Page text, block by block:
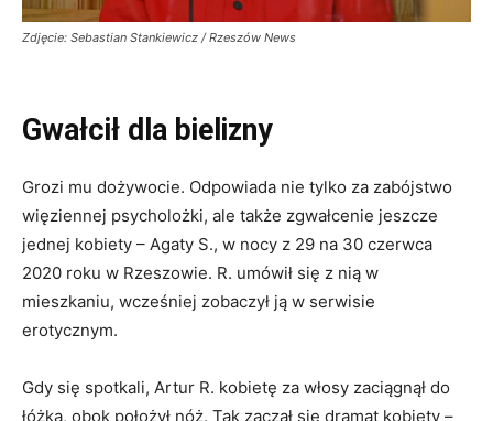
Zdjęcie: Sebastian Stankiewicz / Rzeszów News
Gwałcił dla bielizny
Grozi mu dożywocie. Odpowiada nie tylko za zabójstwo
więziennej psycholożki, ale także zgwałcenie jeszcze
jednej kobiety – Agaty S., w nocy z 29 na 30 czerwca
2020 roku w Rzeszowie. R. umówił się z nią w
mieszkaniu, wcześniej zobaczył ją w serwisie
erotycznym.
Gdy się spotkali, Artur R. kobietę za włosy zaciągnął do
łóżka, obok położył nóż. Tak zaczął się dramat kobiety –